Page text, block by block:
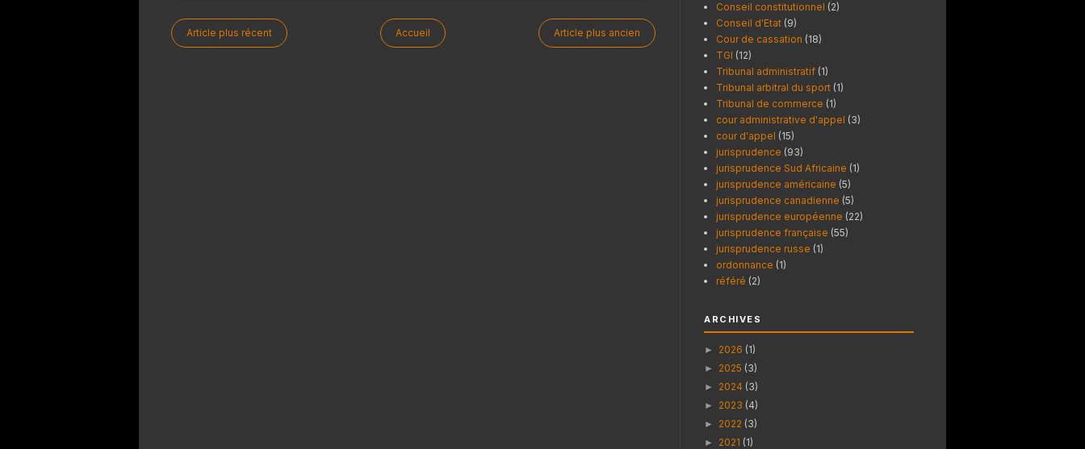
Article plus récent Article plus ancien
Accueil
Conseil constitutionnel (2)
Conseil d'Etat (9)
Cour de cassation (18)
TGI (12)
Tribunal administratif (1)
Tribunal arbitral du sport (1)
Tribunal de commerce (1)
cour administrative d'appel (3)
cour d'appel (15)
jurisprudence (93)
jurisprudence Sud Africaine (1)
jurisprudence américaine (5)
jurisprudence canadienne (5)
jurisprudence européenne (22)
jurisprudence française (55)
jurisprudence russe (1)
ordonnance (1)
référé (2)
ARCHIVES
► 2026 (1)
► 2025 (3)
► 2024 (3)
► 2023 (4)
► 2022 (3)
► 2021 (1)